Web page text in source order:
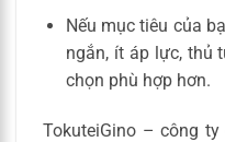
Nếu mục tiêu của
ngắn, ít áp lực, thủ
chọn phù hợp hơn.
TokuteiGino – công